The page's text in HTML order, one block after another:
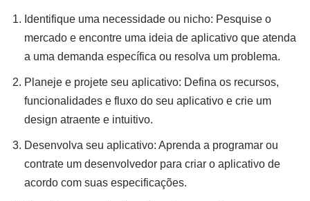
Identifique uma necessidade ou nicho: Pesquise o
mercado e encontre uma ideia de aplicativo que atenda
a uma demanda específica ou resolva um problema.
Planeje e projete seu aplicativo: Defina os recursos,
funcionalidades e fluxo do seu aplicativo e crie um
design atraente e intuitivo.
Desenvolva seu aplicativo: Aprenda a programar ou
contrate um desenvolvedor para criar o aplicativo de
acordo com suas especificações.